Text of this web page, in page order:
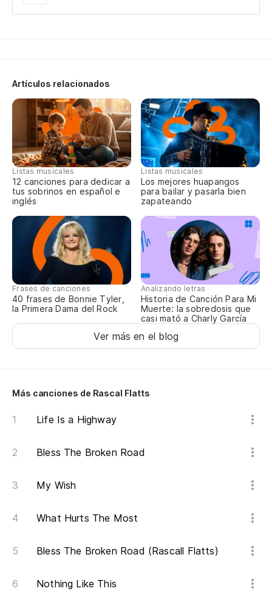
Artículos relacionados
Listas musicales
12 canciones para dedicar a
tus sobrinos en español e
inglés
Listas musicales
Los mejores huapangos
para bailar y pasarla bien
zapateando
Frases de canciones
40 frases de Bonnie Tyler,
la Primera Dama del Rock
Analizando letras
Historia de Canción Para Mi
Muerte: la sobredosis que
casi mató a Charly García
Ver más en el blog
Más canciones de Rascal Flatts
Life Is a Highway
Bless The Broken Road
My Wish
What Hurts The Most
Bless The Broken Road (Rascall Flatts)
Nothing Like This